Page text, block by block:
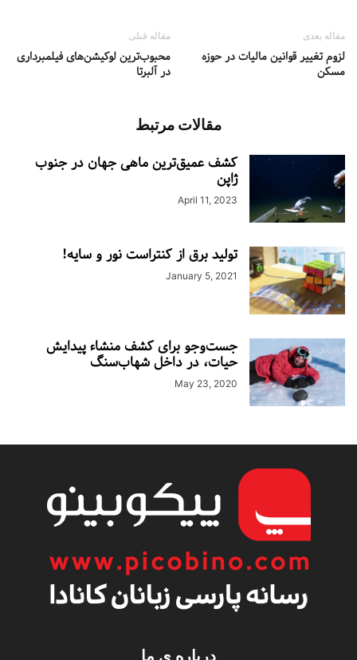
مقاله قبلی
محبوب‌ترین لوکیشن‌های فیلمبرداری
در آلبرتا
مقاله بعدی
لزوم تغییر قوانین مالیات در حوزه
مسکن
مقالات مرتبط
کشف عمیق‌ترین ماهی جهان در جنوب
ژاپن
April 11, 2023
تولید برق از کنتراست نور و سایه!
January 5, 2021
جست‌وجو برای کشف منشاء پیدایش
حیات، در داخل شهاب‌سنگ
May 23, 2020
درباره ی ما